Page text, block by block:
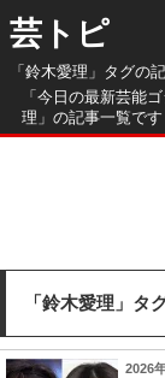
芸トピ
「鈴木愛理」タグの
「今日の最新芸能
理」の記事一覧です
「鈴木愛理」タ
2026